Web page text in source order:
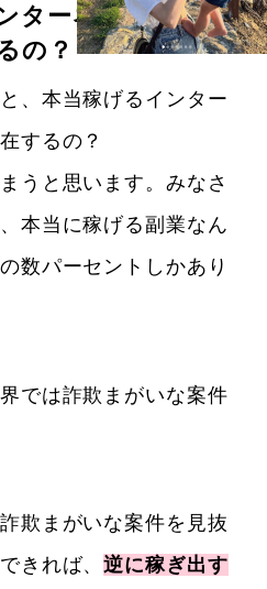
ターネット副業は
の？
、本当稼げるインター
するの？
うと思います。みなさ
本当に稼げる副業なん
数パーセントしかあり
では詐欺まがいな案件
欺まがいな案件を見抜
きれば、逆に稼ぎ出す